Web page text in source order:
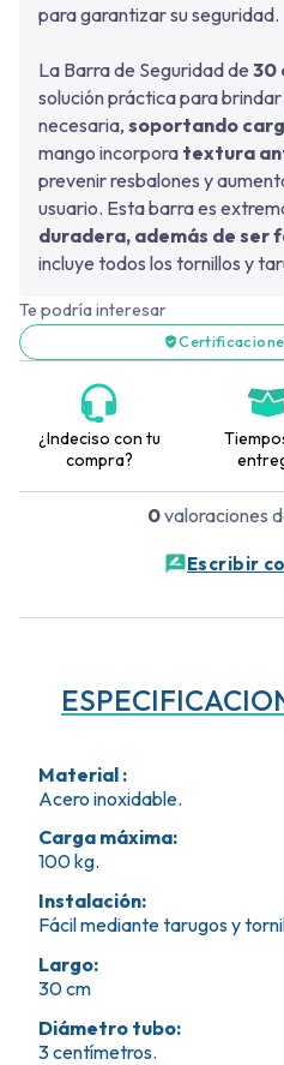
para garantizar su seguridad.
La Barra de Seguridad de 30
solución práctica para
necesaria, soportando
mango incorpora textura
prevenir resbalones y
usuario. Esta barra es
duradera, además de ser
incluye todos los tornillos y
Te podría interesar
¿Indeciso con tu
compra?
0valoraciones
Escribir
Material :
Acero inoxidable.
Carga máxima:
100 kg.
Instalación:
Fácil mediante tarugos y
Largo:
30 cm
Diámetro tubo:
3 centímetros.